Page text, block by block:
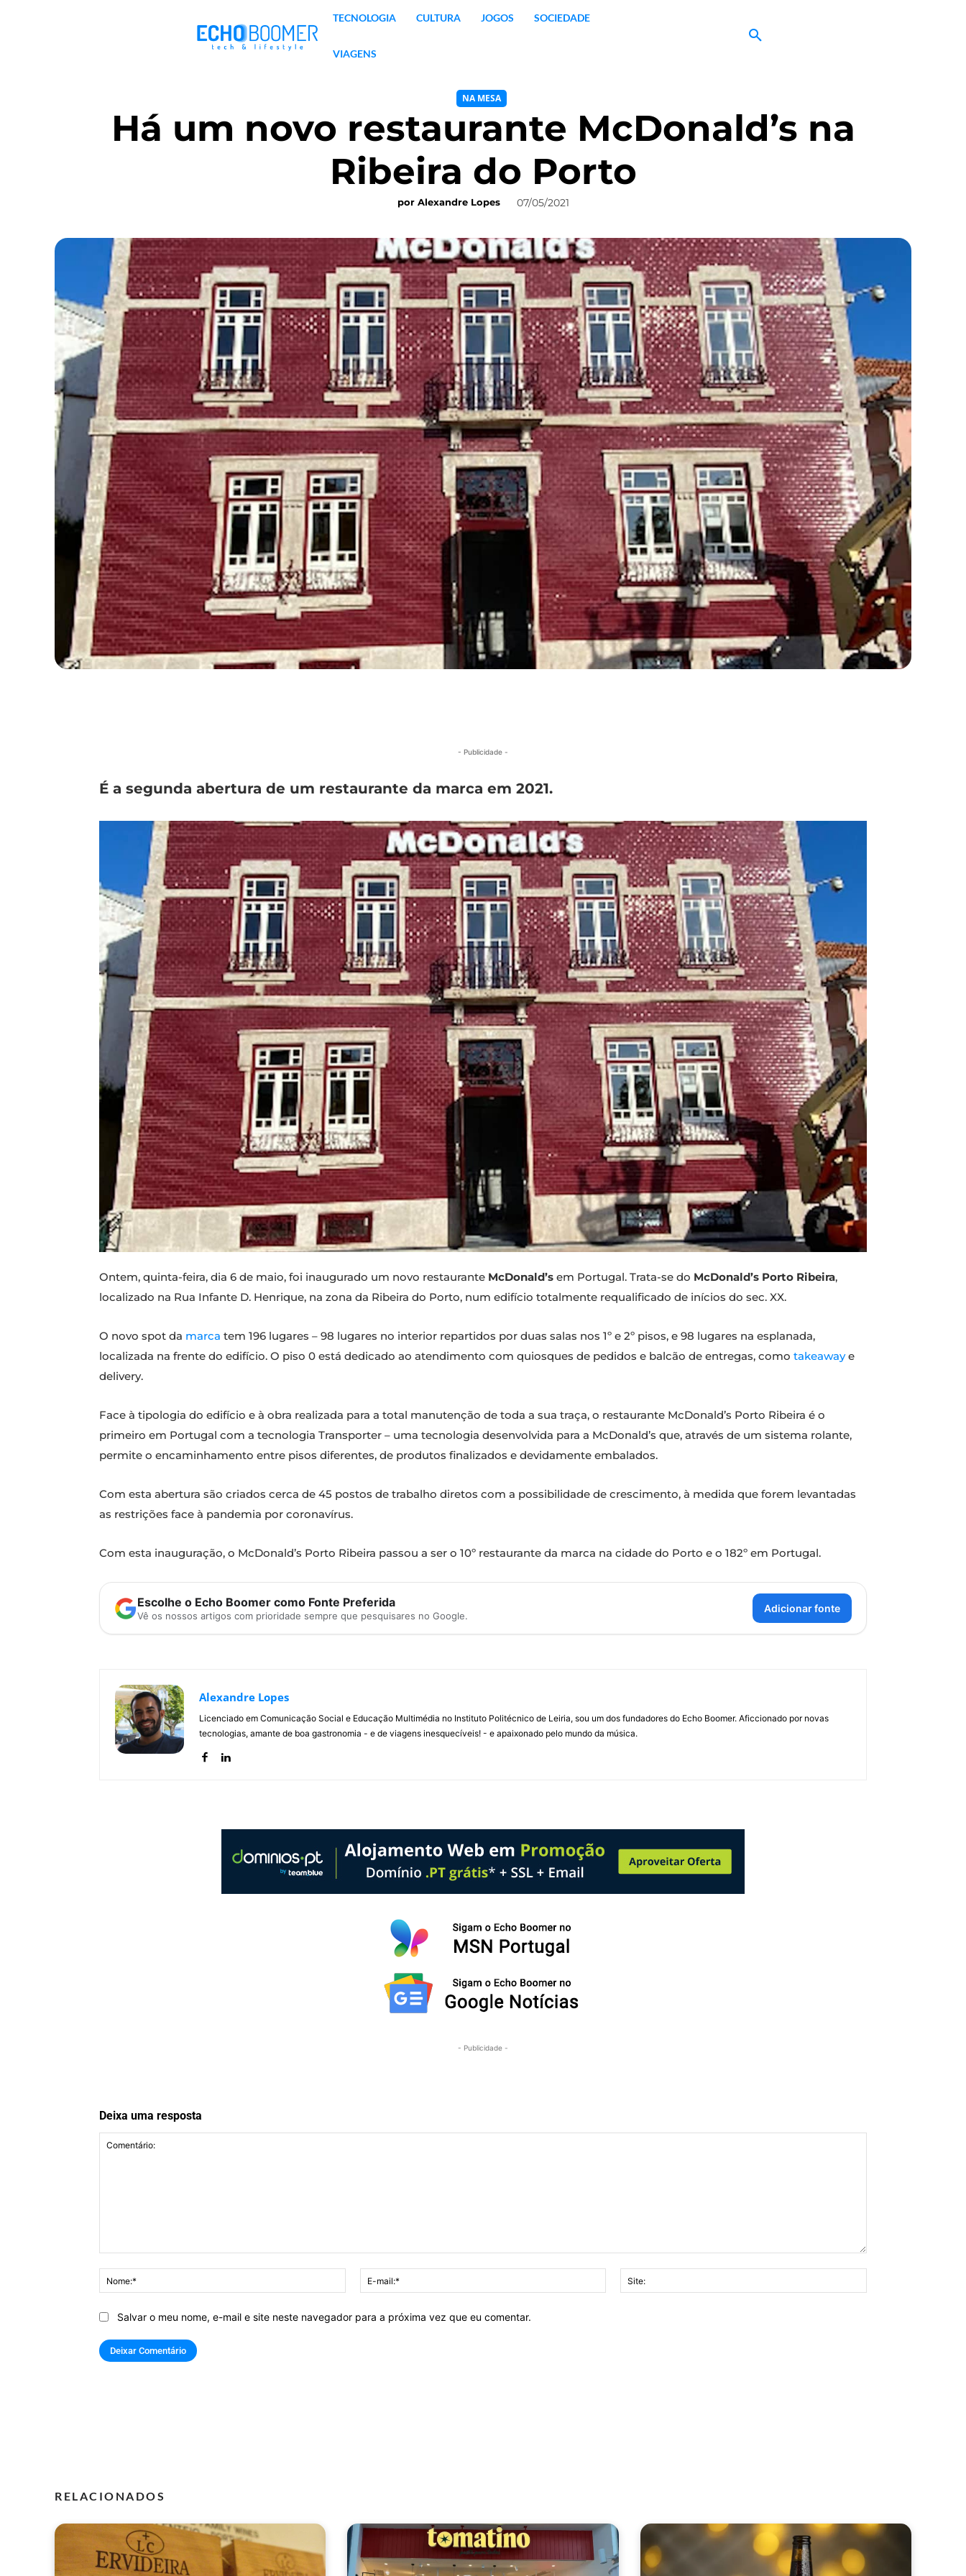
TECNOLOGIA CULTURA JOGOS SOCIEDADE
VIAGENS
NA MESA
Há um novo restaurante McDonald’s na
Ribeira do Porto
por Alexandre Lopes 07/05/2021
- Publicidade -
É a segunda abertura de um restaurante da marca em 2021.
Ontem, quinta-feira, dia 6 de maio, foi inaugurado um novo restaurante McDonald’s em Portugal. Trata-se do McDonald’s Porto Ribeira,
localizado na Rua Infante D. Henrique, na zona da Ribeira do Porto, num edifício totalmente requalificado de inícios do sec. XX.
O novo spot da marca tem 196 lugares – 98 lugares no interior repartidos por duas salas nos 1º e 2º pisos, e 98 lugares na esplanada,
localizada na frente do edifício. O piso 0 está dedicado ao atendimento com quiosques de pedidos e balcão de entregas, como takeawaye
delivery.
Face à tipologia do edifício e à obra realizada para a total manutenção de toda a sua traça, o restaurante McDonald’s Porto Ribeira é o
primeiro em Portugal com a tecnologia Transporter – uma tecnologia desenvolvida para a McDonald’s que, através de um sistema rolante,
permite o encaminhamento entre pisos diferentes, de produtos finalizados e devidamente embalados.
Com esta abertura são criados cerca de 45 postos de trabalho diretos com a possibilidade de crescimento, à medida que forem levantadas
as restrições face à pandemia por coronavírus.
Com esta inauguração, o McDonald’s Porto Ribeira passou a ser o 10º restaurante da marca na cidade do Porto e o 182º em Portugal.
Escolhe o Echo Boomer como Fonte Preferida
Vê os nossos artigos com prioridade sempre que pesquisares no Google.
Adicionar fonte
Alexandre Lopes
Licenciado em Comunicação Social e Educação Multimédia no Instituto Politécnico de Leiria, sou um dos fundadores do Echo Boomer. Aficcionado por novas
tecnologias, amante de boa gastronomia - e de viagens inesquecíveis! - e apaixonado pelo mundo da música.
- Publicidade -
Deixa uma resposta
Nome:*
mail:*
Salvar o meu nome, e-mail e site neste navegador para a próxima vez que eu comentar.
RELACIONADOS